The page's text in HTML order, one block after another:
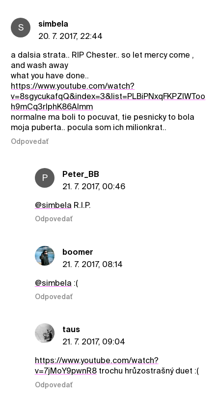
S
simbela
20. 7. 2017, 22:44
a dalsia strata.. RIP Chester.. so let mercy come ,
and wash away
what you have done..
https://www.youtube.com/watch?
v=8sgycukafqQ&index=3&list=PLBiPNxqFKPZIWToo
h9mCq3rIphK86Almm
normalne ma boli to pocuvat, tie pesnicky to bola
moja puberta.. pocula som ich milionkrat..
Odpovedať
P
Peter_BB
21. 7. 2017, 00:46
@simbela R.I.P.
Odpovedať
boomer
21. 7. 2017, 08:14
@simbela :(
Odpovedať
taus
21. 7. 2017, 09:04
https://www.youtube.com/watch?
v=7jMoY9pwnR8trochu hrůzostrašný duet :(
Odpovedať